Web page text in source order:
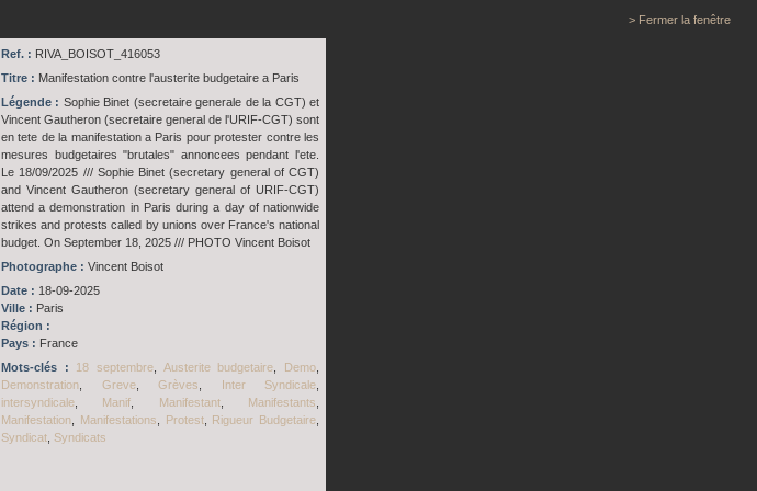
> Fermer la fenêtre
Ref. : RIVA_BOISOT_416053
Titre : Manifestation contre l'austerite budgetaire a Paris
Légende : Sophie Binet (secretaire generale de la CGT) et
Vincent Gautheron (secretaire general de l'URIF-CGT) sont
en tete de la manifestation a Paris pour protester contre les
mesures budgetaires "brutales" annoncees pendant l'ete.
Le 18/09/2025 /// Sophie Binet (secretary general of CGT)
and Vincent Gautheron (secretary general of URIF-CGT)
attend a demonstration in Paris during a day of nationwide
strikes and protests called by unions over France's national
budget. On September 18, 2025 /// PHOTO Vincent Boisot
Photographe : Vincent Boisot
Date : 18-09-2025
Ville : Paris
Région :
Pays : France
Mots-clés :
18 septembre Austerite budgetaire Demo
Demonstration
Greve, Grèves Inter Syndicale
intersyndicale
Manif Manifestant, Manifestants
Manifestation
Manifestations Protest, Rigueur Budgetaire
Syndicat Syndicats